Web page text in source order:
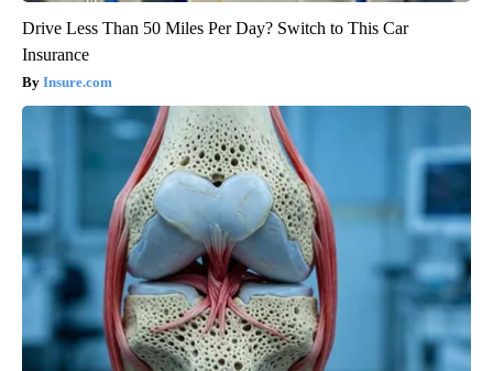
Drive Less Than 50 Miles Per Day? Switch to This Car
Insurance
Insure.com